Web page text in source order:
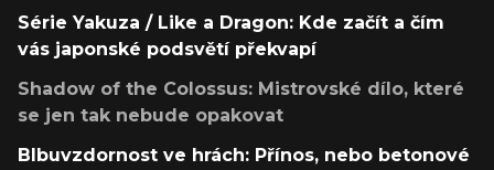
Série Yakuza / Like a Dragon: Kde začít a čím
vás japonské podsvětí překvapí
Shadow of the Colossus: Mistrovské dílo, které
se jen tak nebude opakovat
Blbuvzdornost ve hrách: Přínos, nebo betonové